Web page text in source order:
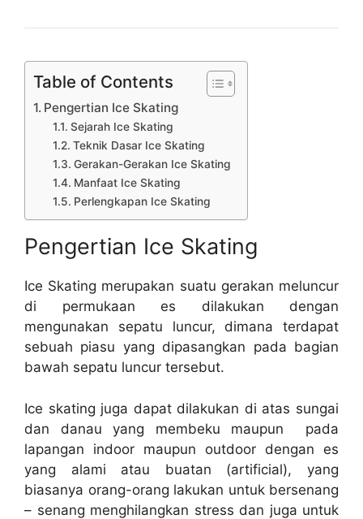
Table of Contents
Pengertian Ice Skating
Sejarah Ice Skating
Teknik Dasar Ice Skating
Gerakan-Gerakan Ice Skating
Manfaat Ice Skating
Perlengkapan Ice Skating
Pengertian Ice Skating
Ice Skating merupakan suatu gerakan meluncur
di permukaan es dilakukan dengan
mengunakan sepatu luncur, dimana terdapat
sebuah piasu yang dipasangkan pada bagian
bawah sepatu luncur tersebut.
Ice skating juga dapat dilakukan di atas sungai
dan danau yang membeku maupun pada
lapangan indoor maupun outdoor dengan es
yang alami atau buatan (artificial), yang
biasanya orang-orang lakukan untuk bersenang
– senang menghilangkan stress dan juga untuk